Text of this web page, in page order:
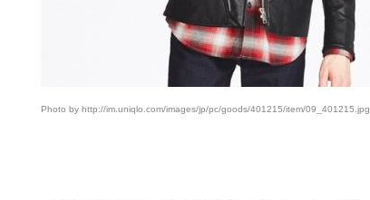
Photo by http://im.uniqlo.com/images/jp/pc/goods/401215/item/09_401215.jpg